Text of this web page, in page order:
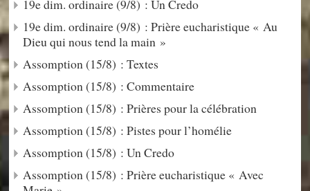
19e dim. ordinaire (9/8) : Un Credo
19e dim. ordinaire (9/8) : Prière eucharistique « Au
Dieu qui nous tend la main »
Assomption (15/8) : Textes
Assomption (15/8) : Commentaire
Assomption (15/8) : Prières pour la célébration
Assomption (15/8) : Pistes pour l’homélie
Assomption (15/8) : Un Credo
Assomption (15/8) : Prière eucharistique « Avec